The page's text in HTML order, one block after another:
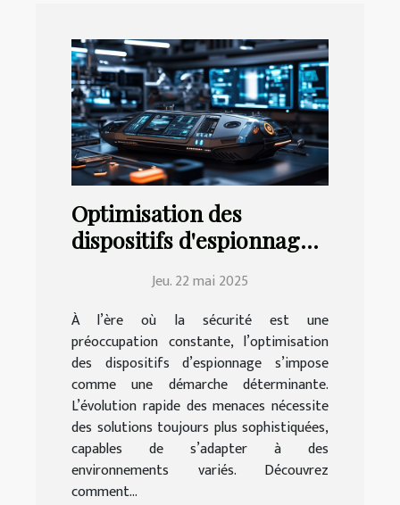
Optimisation des
dispositifs d'espionnage
Jeu. 22 mai 2025
À l’ère où la sécurité est une
préoccupation constante, l’optimisation
des dispositifs d’espionnage s’impose
comme une démarche déterminante.
L’évolution rapide des menaces nécessite
des solutions toujours plus sophistiquées,
capables de s’adapter à des
environnements variés. Découvrez
comment...